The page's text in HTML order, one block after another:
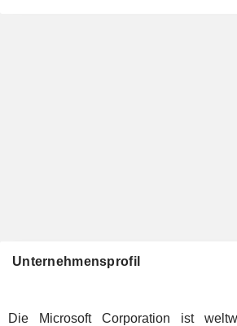
Unternehmensprofil
Die Microsoft Corporation ist